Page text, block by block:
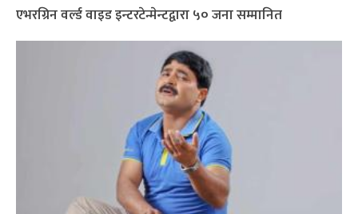
एभरग्रिन वर्ल्ड वाइड इन्टरटेन्मेन्टद्वारा ५० जना सम्मानित